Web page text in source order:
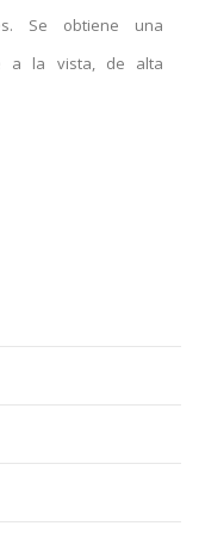
Se obtiene una
a la vista, de alta